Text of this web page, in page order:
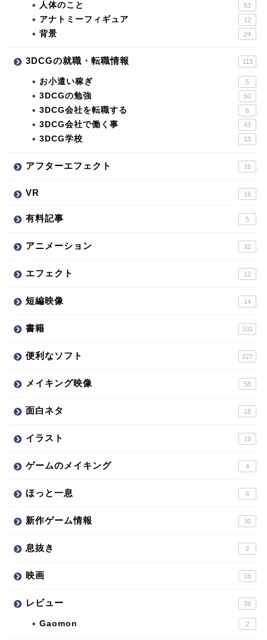
人体のこと 53
アナトミーフィギュア 12
背景 24
3DCGの就職・転職情報 113
お小遣い稼ぎ 5
3DCGの勉強 50
3DCG会社を転職する 6
3DCG会社で働く事 43
3DCG学校 13
アフターエフェクト 16
VR 16
有料記事 5
アニメーション 32
エフェクト 12
短編映像 14
書籍 101
便利なソフト 227
メイキング映像 58
面白ネタ 18
イラスト 19
ゲームのメイキング 4
ほっと一息 8
新作ゲーム情報 30
息抜き 2
映画 18
レビュー 39
Gaomon 2